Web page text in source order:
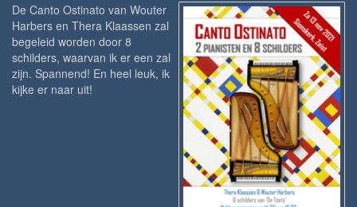
De Canto Ostinato van Wouter
Harbers en Thera Klaassen zal
begeleid worden door 8
schilders, waarvan ik er een zal
zijn. Spannend! En heel leuk, ik
kijke er naar uit!